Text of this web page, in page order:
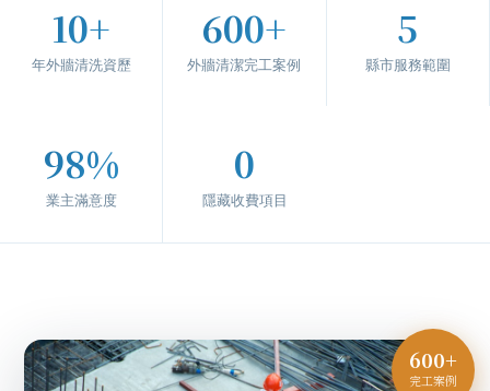
10+
年外牆清洗資歷
600+
外牆清潔完工案例
5
縣市服務範圍
98%
業主滿意度
0
隱藏收費項目
600+
完工案例